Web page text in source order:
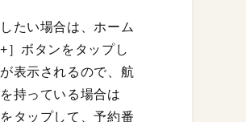
たい場合は、ホーム
］ボタンをタップし
表示されるので、航
持っている場合は
タップして、予約番